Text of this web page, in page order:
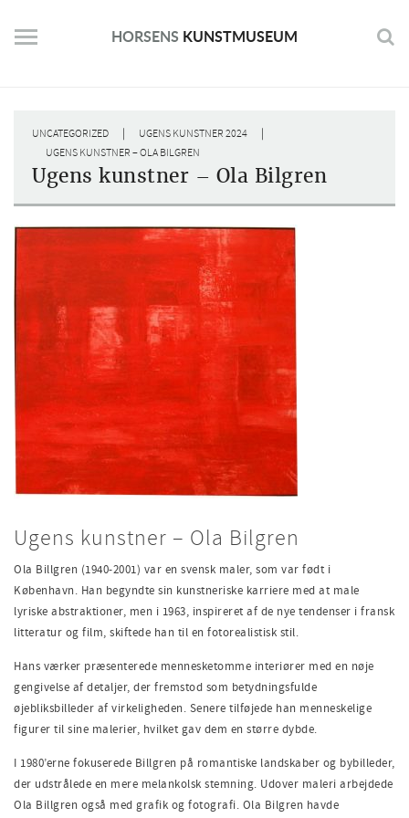
content
HORSENS KUNSTMUSEUM
UNCATEGORIZED | UGENS KUNSTNER 2024 |
UGENS KUNSTNER – OLA BILGREN
Ugens kunstner – Ola Bilgren
Ugens kunstner – Ola Bilgren
Ola Billgren (1940-2001) var en svensk maler, som var født i
København. Han begyndte sin kunstneriske karriere med at male
lyriske abstraktioner, men i 1963, inspireret af de nye tendenser i fransk
litteratur og film, skiftede han til en fotorealistisk stil.
Hans værker præsenterede mennesketomme interiører med en nøje
gengivelse af detaljer, der fremstod som betydningsfulde
øjebliksbilleder af virkeligheden. Senere tilføjede han menneskelige
figurer til sine malerier, hvilket gav dem en større dybde.
I 1980’erne fokuserede Billgren på romantiske landskaber og bybilleder,
der udstrålede en mere melankolsk stemning. Udover maleri arbejdede
Ola Billgren også med grafik og fotografi. Ola Bilgren havde